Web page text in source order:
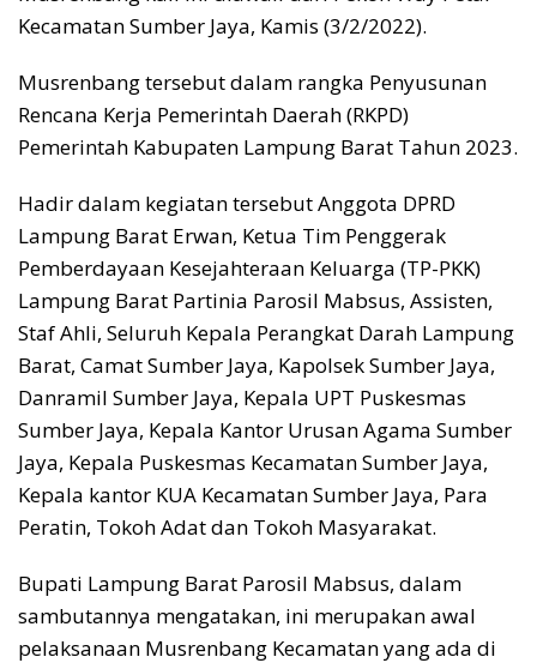
Kecamatan Sumber Jaya, Kamis (3/2/2022).
Musrenbang tersebut dalam rangka Penyusunan
Rencana Kerja Pemerintah Daerah (RKPD)
Pemerintah Kabupaten Lampung Barat Tahun 2023.
Hadir dalam kegiatan tersebut Anggota DPRD
Lampung Barat Erwan, Ketua Tim Penggerak
Pemberdayaan Kesejahteraan Keluarga (TP-PKK)
Lampung Barat Partinia Parosil Mabsus, Assisten,
Staf Ahli, Seluruh Kepala Perangkat Darah Lampung
Barat, Camat Sumber Jaya, Kapolsek Sumber Jaya,
Danramil Sumber Jaya, Kepala UPT Puskesmas
Sumber Jaya, Kepala Kantor Urusan Agama Sumber
Jaya, Kepala Puskesmas Kecamatan Sumber Jaya,
Kepala kantor KUA Kecamatan Sumber Jaya, Para
Peratin, Tokoh Adat dan Tokoh Masyarakat.
Bupati Lampung Barat Parosil Mabsus, dalam
sambutannya mengatakan, ini merupakan awal
pelaksanaan Musrenbang Kecamatan yang ada di